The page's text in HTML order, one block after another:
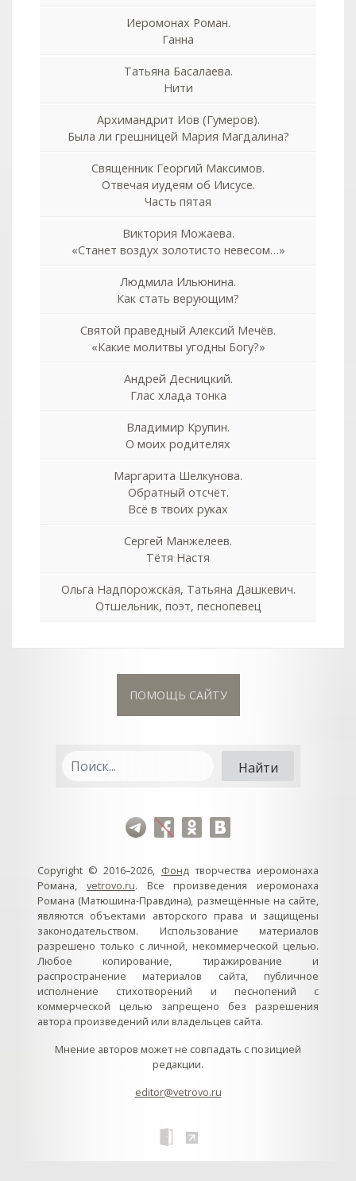
Иеромонах Роман.
Ганна
Татьяна Басалаева.
Нити
Архимандрит Иов (Гумеров).
Была ли грешницей Мария Магдалина?
Священник Георгий Максимов.
Отвечая иудеям об Иисусе.
Часть пятая
Виктория Можаева.
«Станет воздух золотисто невесом…»
Людмила Ильюнина.
Как стать верующим?
Святой праведный Алексий Мечёв.
«Какие молитвы угодны Богу?»
Андрей Десницкий.
Глас хлада тонка
Владимир Крупин.
О моих родителях
Маргарита Шелкунова.
Обратный отсчёт.
Всё в твоих руках
Сергей Манжелеев.
Тётя Настя
Ольга Надпорожская, Татьяна Дашкевич.
Отшельник, поэт, песнопевец
ПОМОЩЬ САЙТУ
Copyright © 2016–2026, Фондтворчества иеромонаха
Романа, vetrovo.ru. Все произведения иеромонаха
Романа (Матюшина-Правдина), размещённые на сайте,
являются объектами авторского права и защищены
законодательством. Использование материалов
разрешено только с личной, некоммерческой целью.
Любое копирование, тиражирование и
распространение материалов сайта, публичное
исполнение стихотворений и песнопений с
коммерческой целью запрещено без разрешения
автора произведений или владельцев сайта.
Мнение авторов может не совпадать с позицией
редакции.
editor@vetrovo.ru